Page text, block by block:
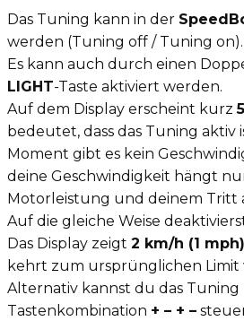
Das Tuning kann in der
werden (Tuning off / Tuning on).
Es kann auch durch einen
LIGHT-Taste aktiviert werden.
Auf dem Display erscheint kurz
bedeutet, dass das Tuning aktiv
Moment gibt es kein
deine Geschwindigkeit hängt
Motorleistung und deinem Tritt
Auf die gleiche Weise
Das Display zeigt 2 km/h (1 mph)
kehrt zum ursprünglichen Limit
Alternativ kannst du das Tuning
Tastenkombination + – + –